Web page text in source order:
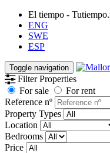
El tiempo -
ENG
SWE
ESP
Toggle navigation
Filter Properties
For sale
For rent
Reference nº
Property Types
Location
Bedrooms
Price